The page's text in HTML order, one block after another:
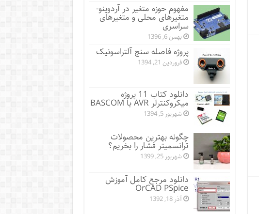
مفهوم حوزه متغیر در آردوینو-
متغیرهای محلی و متغیرهای
سراسری
بهمن 6, 1396
پروژه فاصله سنج آلتراسونیک
فروردین 21, 1394
دانلود کتاب 11 پروژه
میکروکنترلر AVR با BASCOM
شهریور 5, 1394
چگونه بهترین محصولات
ترانسمیتر فشار را بخریم؟
شهریور 25, 1399
دانلود مرجع کامل آموزش
OrCAD PSpice
آذر 18, 1392